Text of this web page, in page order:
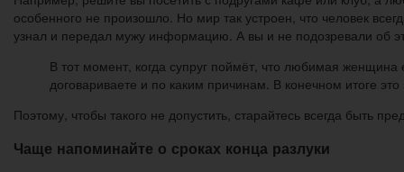
особенного не произошло. Но мир так устроен, что человек
узнал и передал мужу информацию. А вы и не подозревали об
В тот момент, когда супруг поймёт, что любимая
договариваете и по каким причинам. В конечном итоге
Поэтому, чтобы такого не допустить, старайтесь всегда быть
Чаще напоминайте о сроках конца разлуки